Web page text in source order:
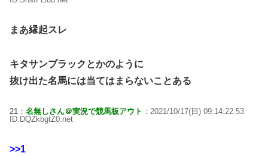
まあ縁起スレ
キタサンブラックとかのように
抜け出た名馬には当てはまらないことある
21： 名無しさん＠実況で競馬板アウト ：2021/10/17(日) 09:14:22.53
ID:DQZkbgtZ0.net
>>1